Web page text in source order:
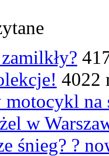
4022
motocykl
w
śnieg? ?